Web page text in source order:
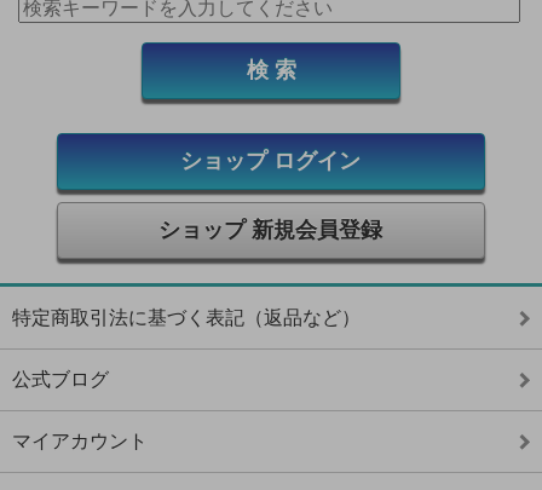
ショップ ログイン
ショップ 新規会員登録
特定商取引法に基づく表記（返品など）
公式ブログ
マイアカウント